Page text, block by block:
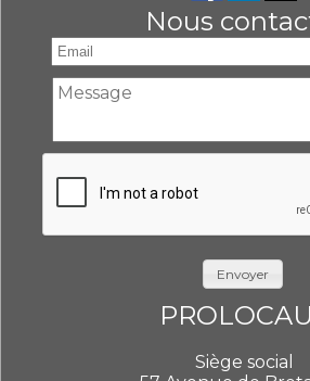
Nous
Envoyer
Siège social